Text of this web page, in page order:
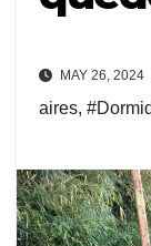
MAY 26, 2024
aires,